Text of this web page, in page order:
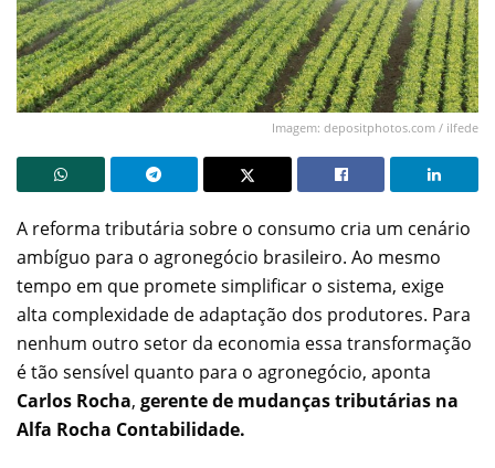
Imagem: depositphotos.com / ilfede
A reforma tributária sobre o consumo cria um cenário
ambíguo para o agronegócio brasileiro. Ao mesmo
tempo em que promete simplificar o sistema, exige
alta complexidade de adaptação dos produtores. Para
nenhum outro setor da economia essa transformação
é tão sensível quanto para o agronegócio, aponta
Carlos Rocha, gerente de mudanças tributárias na
Alfa Rocha Contabilidade.